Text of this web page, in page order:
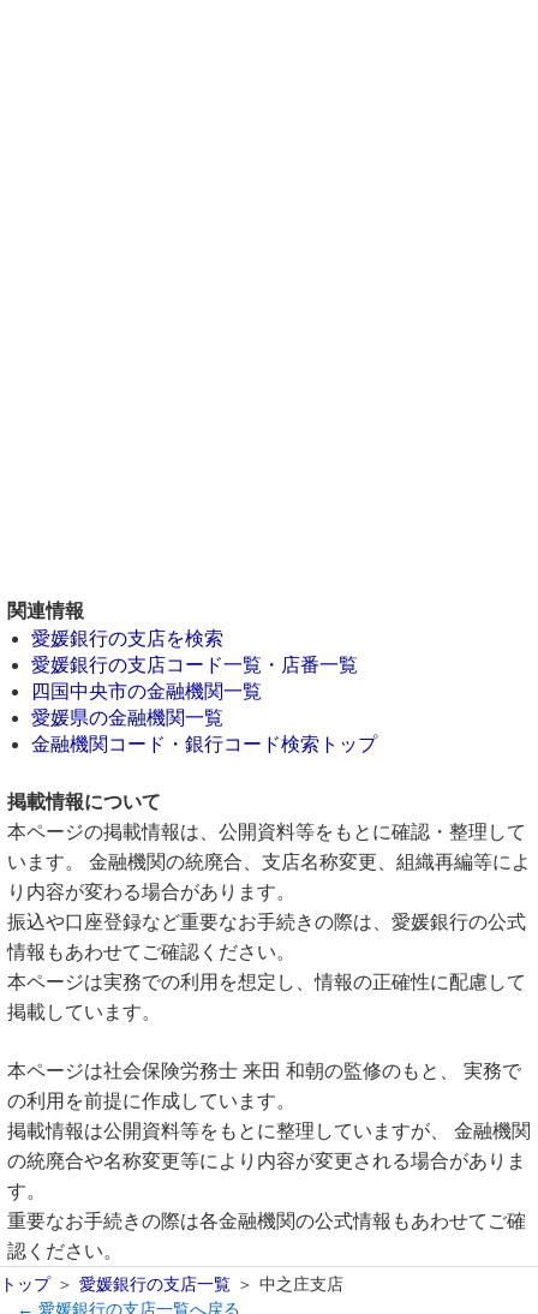
関連情報
愛媛銀行の支店を検索
愛媛銀行の支店コード一覧・店番一覧
四国中央市の金融機関一覧
愛媛県の金融機関一覧
金融機関コード・銀行コード検索トップ
掲載情報について
本ページの掲載情報は、公開資料等をもとに確認・整理して
います。 金融機関の統廃合、支店名称変更、組織再編等によ
り内容が変わる場合があります。
振込や口座登録など重要なお手続きの際は、愛媛銀行の公式
情報もあわせてご確認ください。
本ページは実務での利用を想定し、情報の正確性に配慮して
掲載しています。
本ページは社会保険労務士 来田 和朝の監修のもと、 実務で
の利用を前提に作成しています。
掲載情報は公開資料等をもとに整理していますが、 金融機関
の統廃合や名称変更等により内容が変更される場合がありま
す。
重要なお手続きの際は各金融機関の公式情報もあわせてご確
認ください。
トップ 愛媛銀行の支店一覧
中之庄支店
← 愛媛銀行の支店一覧へ戻る